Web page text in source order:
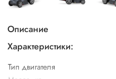
Описание
Характеристики:
Тип двигателя